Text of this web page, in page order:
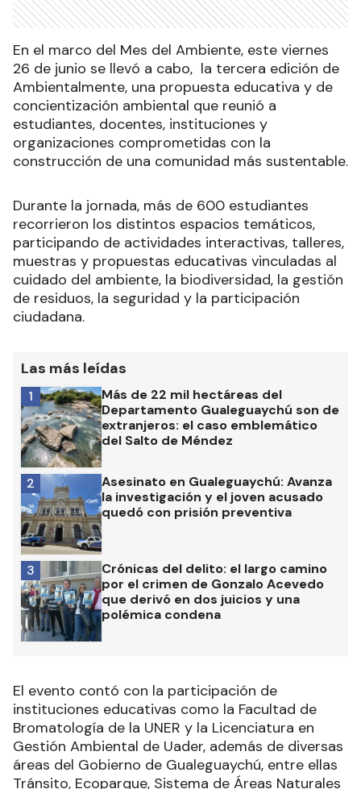
En el marco del Mes del Ambiente, este viernes
26 de junio se llevó a cabo, la tercera edición de
Ambientalmente, una propuesta educativa y de
concientización ambiental que reunió a
estudiantes, docentes, instituciones y
organizaciones comprometidas con la
construcción de una comunidad más sustentable.
Durante la jornada, más de 600 estudiantes
recorrieron los distintos espacios temáticos,
participando de actividades interactivas, talleres,
muestras y propuestas educativas vinculadas al
cuidado del ambiente, la biodiversidad, la gestión
de residuos, la seguridad y la participación
ciudadana.
Las más leídas
Más de 22 mil hectáreas del
Departamento Gualeguaychú son de
extranjeros: el caso emblemático
del Salto de Méndez
1
Asesinato en Gualeguaychú: Avanza
la investigación y el joven acusado
quedó con prisión preventiva
2
Crónicas del delito: el largo camino
por el crimen de Gonzalo Acevedo
que derivó en dos juicios y una
polémica condena
3
El evento contó con la participación de
instituciones educativas como la Facultad de
Bromatología de la UNER y la Licenciatura en
Gestión Ambiental de Uader, además de diversas
áreas del Gobierno de Gualeguaychú, entre ellas
Tránsito, Ecoparque, Sistema de Áreas Naturales